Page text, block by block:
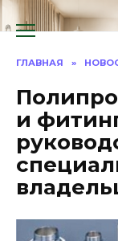
Перейти
к
ГЛАВНАЯ »
и